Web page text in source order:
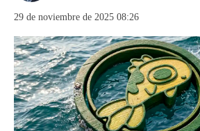
29 de noviembre de 2025 08:26